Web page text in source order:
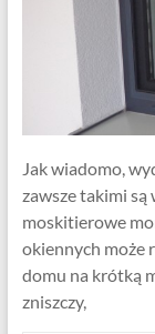
Jak wiadomo,
zawsze takimi są
moskitierowe
okiennych może
domu na krótką
zniszczy,